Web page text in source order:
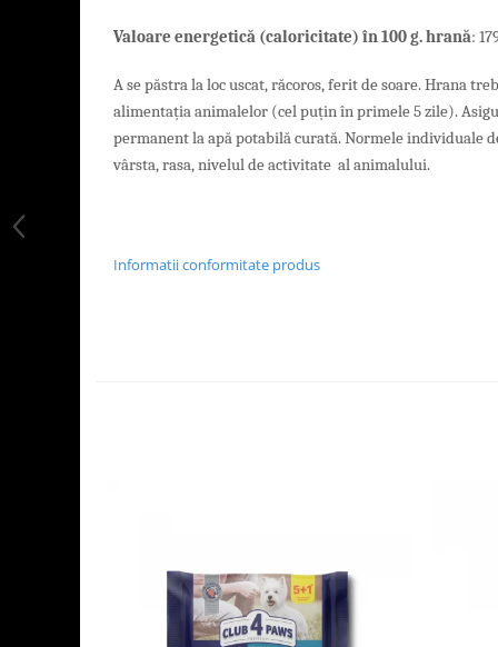
Valoare energetică (caloricitate) în 100 g. hrană:
A se păstra la loc uscat, răcoros, ferit de soare. Hrana
alimentația animalelor (cel puțin în primele 5 zile).
permanent la apă potabilă curată. Normele individuale
vârsta, rasa, nivelul de activitate al animalului.
Informatii conformitate produs